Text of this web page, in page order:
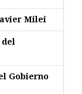
Milei
del
Gobierno